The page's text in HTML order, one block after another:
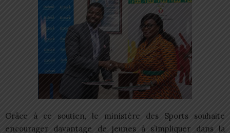
Grâce à ce soutien, le ministère des Sports souhaite
encourager davantage de jeunes à s’impliquer dans la